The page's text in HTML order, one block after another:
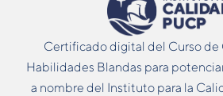
Certificado digital del Curso de
Habilidades Blandas para
a nombre del Instituto para la